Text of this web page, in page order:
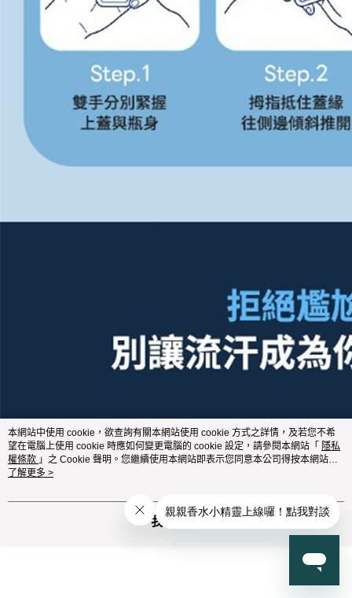
本網站中使用 cookie，欲查詢有關本網站使用 cookie 方式之詳情，及若您不希
望在電腦上使用 cookie 時應如何變更電腦的 cookie 設定，請參閱本網站「 隱私
權條款 」之 Cookie 聲明。您繼續使用本網站即表示您同意本公司得按本網站使
用條款之 Cookie 聲明使用 cookie。
了解更多 >
我知道了